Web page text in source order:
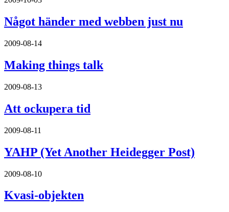
Något händer med webben just nu
2009-08-14
Making things talk
2009-08-13
Att ockupera tid
2009-08-11
YAHP (Yet Another Heidegger Post)
2009-08-10
Kvasi-objekten